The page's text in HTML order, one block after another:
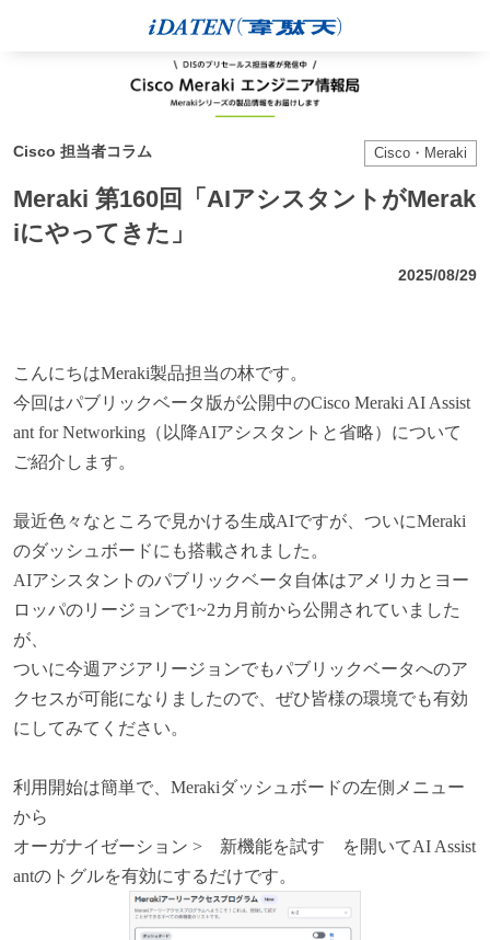
Cisco 担当者コラム Cisco・Meraki
Meraki 第160回「AIアシスタントがMerak
iにやってきた」
2025/08/29
こんにちはMeraki製品担当の林です。
今回はパブリックベータ版が公開中のCisco Meraki AI Assist
ant for Networking（以降AIアシスタントと省略）について
ご紹介します。
最近色々なところで見かける生成AIですが、ついにMeraki
のダッシュボードにも搭載されました。
AIアシスタントのパブリックベータ自体はアメリカとヨー
ロッパのリージョンで1~2カ月前から公開されていました
が、
ついに今週アジアリージョンでもパブリックベータへのア
クセスが可能になりましたので、ぜひ皆様の環境でも有効
にしてみてください。
利用開始は簡単で、Merakiダッシュボードの左側メニュー
から
オーガナイゼーション > 新機能を試す を開いてAI Assist
antのトグルを有効にするだけです。